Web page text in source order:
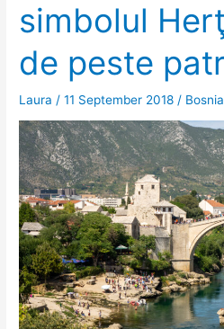
simbolul
de peste
Laura /11 September 2018 / Bosnia